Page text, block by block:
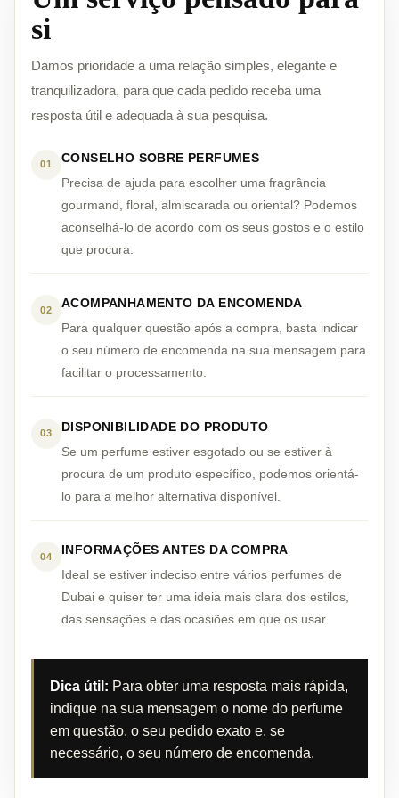
si
Damos prioridade a uma relação simples, elegante e
tranquilizadora, para que cada pedido receba uma
resposta útil e adequada à sua pesquisa.
01
CONSELHO SOBRE PERFUMES
Precisa de ajuda para escolher uma fragrância
gourmand, floral, almiscarada ou oriental? Podemos
aconselhá-lo de acordo com os seus gostos e o estilo
que procura.
02
ACOMPANHAMENTO DA ENCOMENDA
Para qualquer questão após a compra, basta indicar
o seu número de encomenda na sua mensagem para
facilitar o processamento.
03
DISPONIBILIDADE DO PRODUTO
Se um perfume estiver esgotado ou se estiver à
procura de um produto específico, podemos orientá-
lo para a melhor alternativa disponível.
04
INFORMAÇÕES ANTES DA COMPRA
Ideal se estiver indeciso entre vários perfumes de
Dubai e quiser ter uma ideia mais clara dos estilos,
das sensações e das ocasiões em que os usar.
Dica útil: Para obter uma resposta mais rápida,
indique na sua mensagem o nome do perfume
em questão, o seu pedido exato e, se
necessário, o seu número de encomenda.